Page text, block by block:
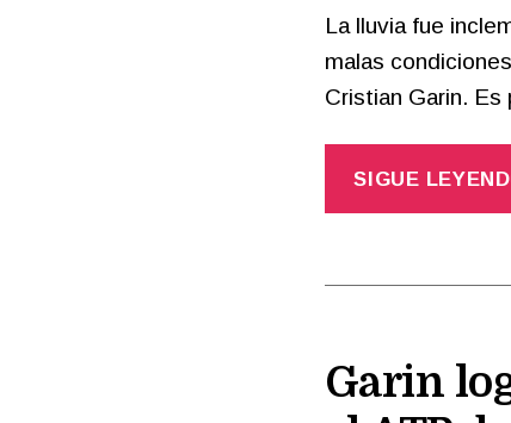
La lluvia fue
malas
Cristian Garin.
SIGUE
Garin